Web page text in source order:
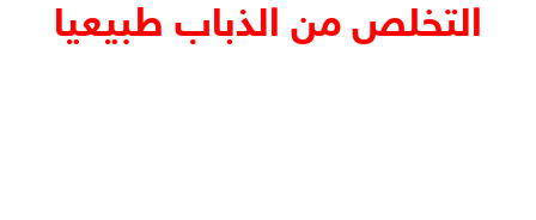
التخلص من الذباب طبيعيا